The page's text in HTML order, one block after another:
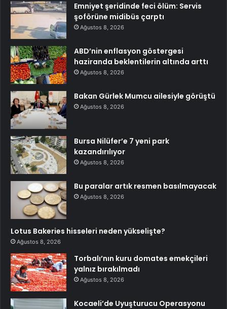
Emniyet şeridinde feci ölüm: Servis
şoförüne midibüs çarptı
Ağustos 8, 2026
ABD’nin enflasyon göstergesi
haziranda beklentilerin altında arttı
Ağustos 8, 2026
Bakan Gürlek Mumcu ailesiyle görüştü
Ağustos 8, 2026
Bursa Nilüfer’e 7 yeni park
kazandırılıyor
Ağustos 8, 2026
Bu paralar artık resmen basılmayacak
Ağustos 8, 2026
Lotus Bakeries hisseleri neden yükselişte?
Ağustos 8, 2026
Torbalı’nın kuru domates emekçileri
yalnız bırakılmadı
Ağustos 8, 2026
Kocaeli’de Uyuşturucu Operasyonu